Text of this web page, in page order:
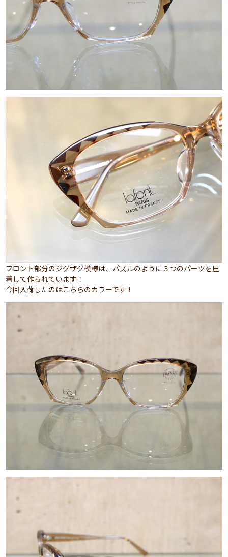
フロント部分のジグザグ模様は、パズルのように３つのパーツを圧
着して作られています！
今回入荷したのはこちらのカラーです！